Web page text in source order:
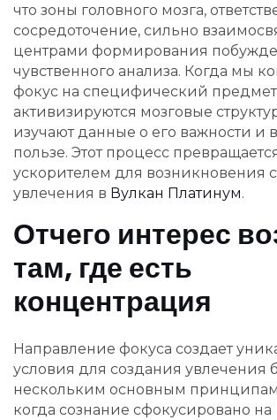
что зоны головного мозга,
сосредоточение, сильно
центрами формирования
чувственного анализа. Когда мы
фокус на специфический
активизируются мозговые
изучают данные о его важности и
пользе. Этот процесс
ускорителем для возникновения
увлечения в Вулкан Платинум.
Отчего интерес
там, где есть
концентрация
Направление фокуса создает
условия для создания увлечения
нескольким основным
когда сознание сфокусировано на